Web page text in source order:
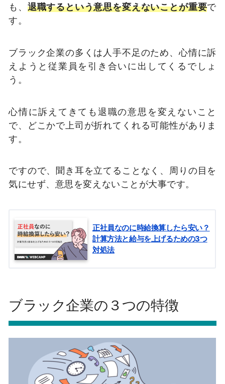
も、 退職するという意思を変えないことが重要で
す。
ブラック企業の多くは人手不足のため、心情に訴
えようと従業員を引き合いに出してくるでしょ
う。
心情に訴えてきても退職の意思を変えないこと
で、どこかで上司が折れてくれる可能性がありま
す。
ですので、聞き耳を立てることなく、周りの目を
気にせず、意思を変えないことが大事です。
正社員なのに時給換算したら安い？
計算方法と給与を上げるための3つ
対処法
ブラック企業の３つの特徴